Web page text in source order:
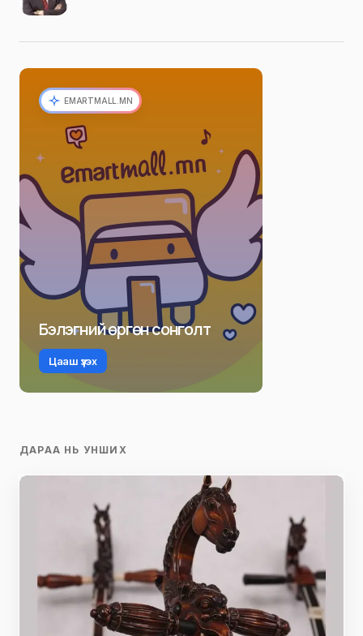
EMARTMALL.MN
Бэлэгний өргөн сонголт
Цааш үзэх
ДАРАА НЬ УНШИХ